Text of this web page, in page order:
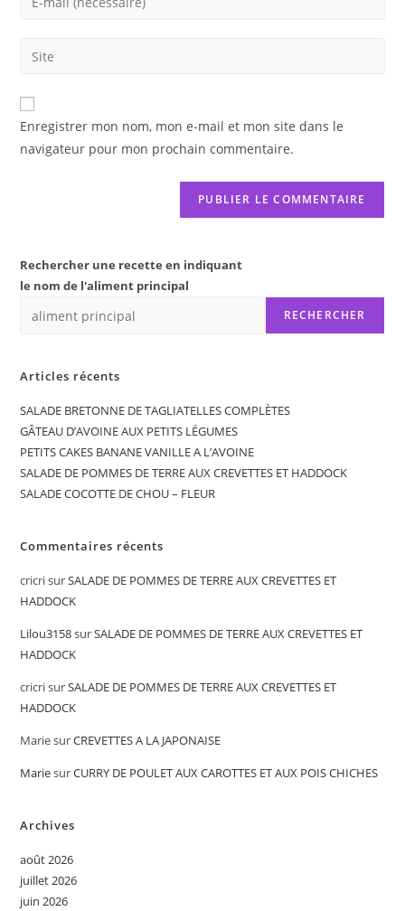
address
comment
Saisir
de
votre
(facultatif)
Enregistrer mon nom, mon e-mail et mon site dans le
navigateur pour mon prochain commentaire.
Rechercher une recette en indiquant
le nom de l'aliment principal
RECHERCHER
Articles récents
SALADE BRETONNE DE TAGLIATELLES COMPLÈTES
GÂTEAU D’AVOINE AUX PETITS LÉGUMES
PETITS CAKES BANANE VANILLE A L’AVOINE
SALADE DE POMMES DE TERRE AUX CREVETTES ET HADDOCK
SALADE COCOTTE DE CHOU – FLEUR
Commentaires récents
cricrisurSALADE DE POMMES DE TERRE AUX CREVETTES ET
HADDOCK
Lilou3158surSALADE DE POMMES DE TERRE AUX CREVETTES ET
HADDOCK
cricrisurSALADE DE POMMES DE TERRE AUX CREVETTES ET
HADDOCK
MariesurCREVETTES A LA JAPONAISE
MariesurCURRY DE POULET AUX CAROTTES ET AUX POIS CHICHES
Archives
août 2026
juillet 2026
juin 2026